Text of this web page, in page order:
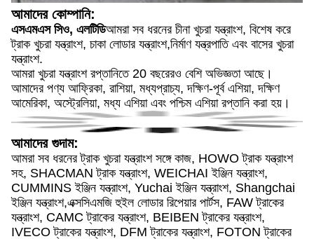
আমাদের কোম্পানি:
এসএমএস সিও, এলটিডিআমরা সব ধরনের চীনা খুচরা যন্ত্রাংশ, বিশেষ করে
ট্রাক খুচরা যন্ত্রাংশ, চাকা লোডার যন্ত্রাংশ,নির্মাণ যন্ত্রপাতি এবং বাসের খুচরা
যন্ত্রাংশ.
আমরা খুচরা যন্ত্রাংশ রপ্তানিতে 20 বছরেরও বেশি অভিজ্ঞতা আছে।
আমাদের পণ্য আফ্রিকা, রাশিয়া, মধ্যপ্রাচ্য, দক্ষিণ-পূর্ব এশিয়া, দক্ষিণ
আমেরিকা, অস্ট্রেলিয়া, মধ্য এশিয়া এবং পশ্চিম এশিয়া রপ্তানি করা হয়।
আমাদের গুদাম:
আমরা সব ধরনের ট্রাক খুচরা যন্ত্রাংশ সঙ্গে কাজ, HOWO ট্রাক যন্ত্রাংশ
সহ, SHACMAN ট্রাক যন্ত্রাংশ, WEICHAI ইঞ্জিন যন্ত্রাংশ,
CUMMINS ইঞ্জিন যন্ত্রাংশ, Yuchai ইঞ্জিন যন্ত্রাংশ, Shangchai
ইঞ্জিন যন্ত্রাংশ,এক্সসিএমজি হুইল লোডার রিপেয়ার পার্টস, FAW ট্রাকের
যন্ত্রাংশ, CAMC ট্রাকের যন্ত্রাংশ, BEIBEN ট্রাকের যন্ত্রাংশ,
IVECO ট্রাকের যন্ত্রাংশ, DFM ট্রাকের যন্ত্রাংশ, FOTON ট্রাকের